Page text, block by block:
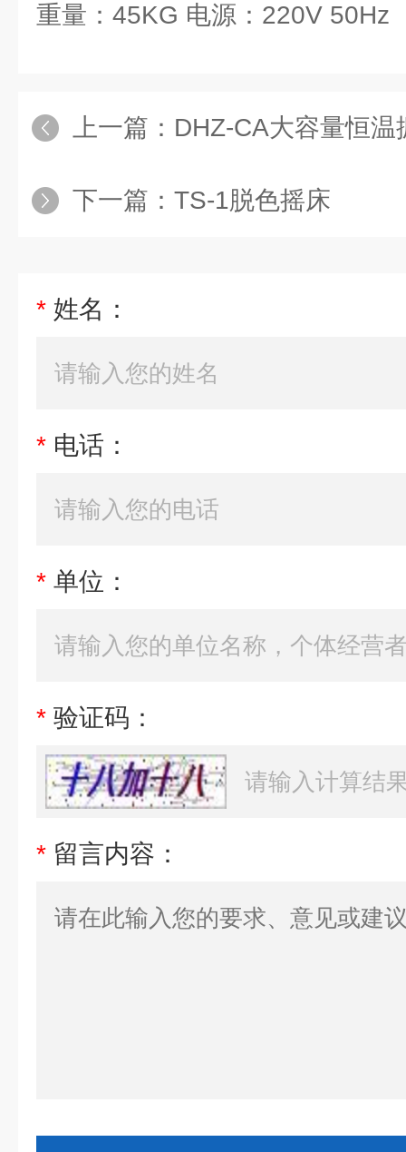
重量：45KG 电源：220V 50Hz
上一篇： DHZ-CA大容量恒
下一篇： TS-1脱色摇床
* 姓名：
* 电话：
* 单位：
* 验证码：
* 留言内容：